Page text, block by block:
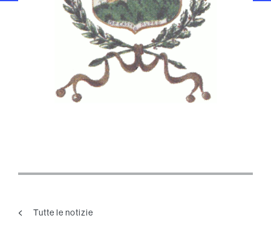
Tutte le notizie